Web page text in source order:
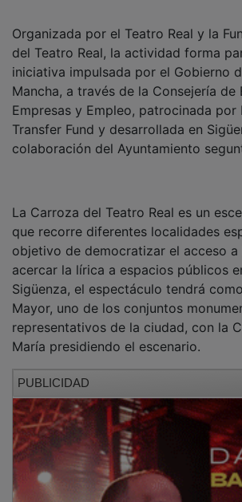
del Teatro Real, la actividad forma
iniciativa impulsada por el Gobierno
Mancha, a través de la Consejería de
Empresas y Empleo, patrocinada por
Transfer Fund y desarrollada en
colaboración del Ayuntamiento
que recorre diferentes localidades
objetivo de democratizar el acceso
acercar la lírica a espacios públicos
Sigüenza, el espectáculo tendrá
Mayor, uno de los conjuntos
representativos de la ciudad, con la
María presidiendo el escenario.